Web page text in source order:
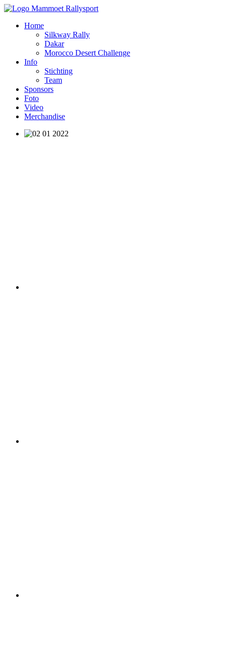
Home
Silkway Rally
Dakar
Morocco Desert Challenge
Info
Stichting
Team
Sponsors
Foto
Video
Merchandise